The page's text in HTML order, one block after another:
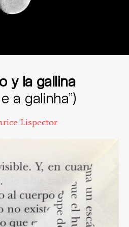
y la gallina
a galinha”)
Lispector